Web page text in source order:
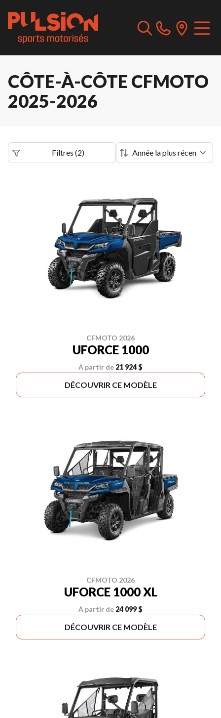
CÔTE-À-CÔTE CFMOTO
2025-2026
Filtres (2)
CFMOTO 2026
UFORCE 1000
À partir de 21 924 $
DÉCOUVRIR CE MODÈLE
CFMOTO 2026
UFORCE 1000 XL
À partir de 24 099 $
DÉCOUVRIR CE MODÈLE